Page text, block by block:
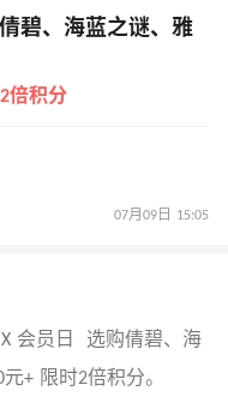
碧、海蓝之谜、雅
倍积分
07月09日 15:05
会员日 选购倩碧、海
+ 限时2倍积分。